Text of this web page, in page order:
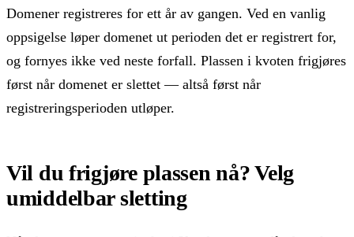
Domener registreres for ett år av gangen. Ved en vanlig
oppsigelse løper domenet ut perioden det er registrert for,
og fornyes ikke ved neste forfall. Plassen i kvoten frigjøres
først når domenet er slettet — altså først når
registreringsperioden utløper.
Vil du frigjøre plassen nå? Velg
umiddelbar sletting